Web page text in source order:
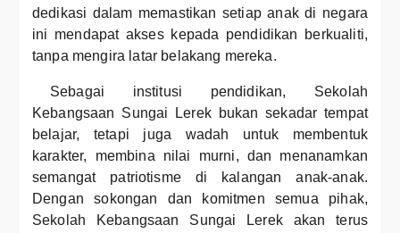
dedikasi dalam memastikan setiap anak di negara
ini mendapat akses kepada pendidikan berkualiti,
tanpa mengira latar belakang mereka.
Sebagai institusi pendidikan, Sekolah
Kebangsaan Sungai Lerek bukan sekadar tempat
belajar, tetapi juga wadah untuk membentuk
karakter, membina nilai murni, dan menanamkan
semangat patriotisme di kalangan anak-anak.
Dengan sokongan dan komitmen semua pihak,
Sekolah Kebangsaan Sungai Lerek akan terus